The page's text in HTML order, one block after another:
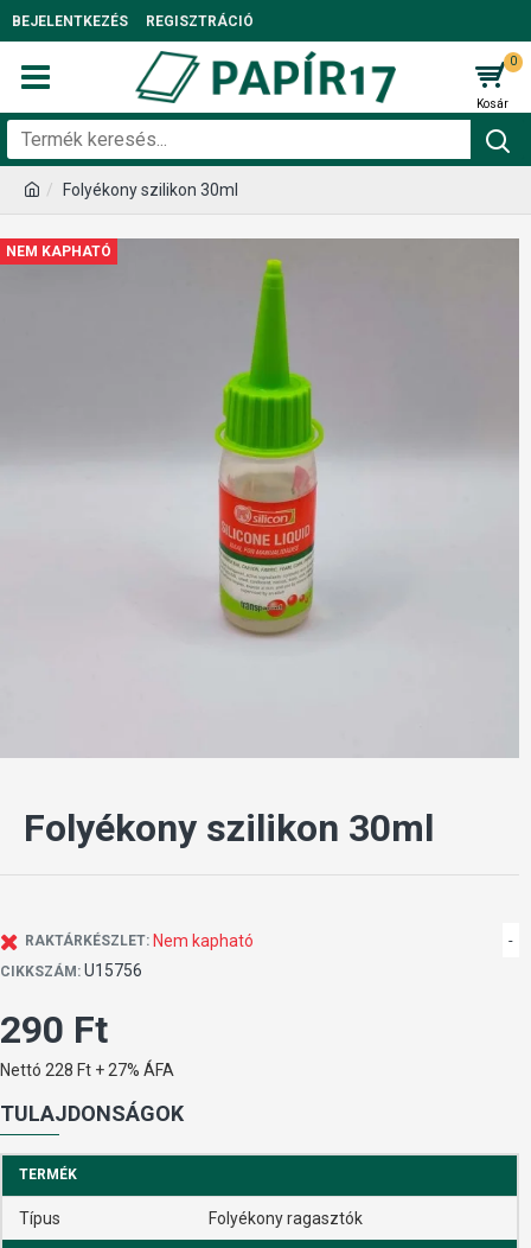
BEJELENTKEZÉS REGISZTRÁCIÓ
0
Folyékony szilikon 30ml
NEM KAPHATÓ
Folyékony szilikon 30ml
RAKTÁRKÉSZLET: Nem kapható
CIKKSZÁM: U15756
-
290 Ft
Nettó 228 Ft + 27% ÁFA
TULAJDONSÁGOK
TERMÉK
Típus Folyékony ragasztók